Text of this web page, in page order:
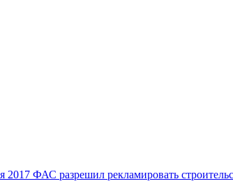
2017 ФАС разрешил рекламировать